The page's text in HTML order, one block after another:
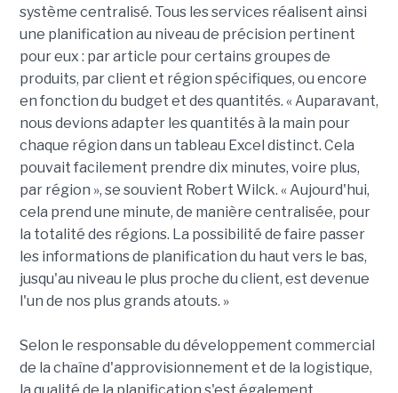
système centralisé. Tous les services réalisent ainsi
une planification au niveau de précision pertinent
pour eux : par article pour certains groupes de
produits, par client et région spécifiques, ou encore
en fonction du budget et des quantités. « Auparavant,
nous devions adapter les quantités à la main pour
chaque région dans un tableau Excel distinct. Cela
pouvait facilement prendre dix minutes, voire plus,
par région », se souvient Robert Wilck. « Aujourd'hui,
cela prend une minute, de manière centralisée, pour
la totalité des régions. La possibilité de faire passer
les informations de planification du haut vers le bas,
jusqu'au niveau le plus proche du client, est devenue
l'un de nos plus grands atouts. »
Selon le responsable du développement commercial
de la chaîne d'approvisionnement et de la logistique,